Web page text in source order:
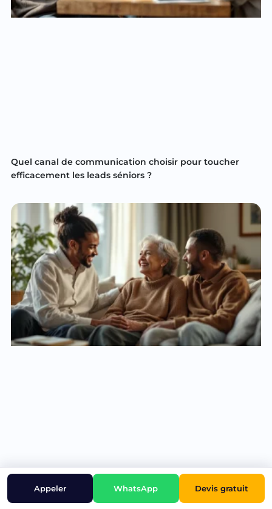
Quel canal de communication choisir pour toucher
efficacement les leads séniors ?
Convertir un lead sénior grâce à un accompagnement
familial adapté
Appeler WhatsApp Devis gratuit